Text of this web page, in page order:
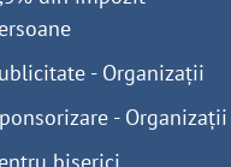
- Organizații
- Organizații